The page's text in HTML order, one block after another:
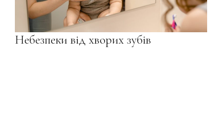
Небезпеки від хворих зубів